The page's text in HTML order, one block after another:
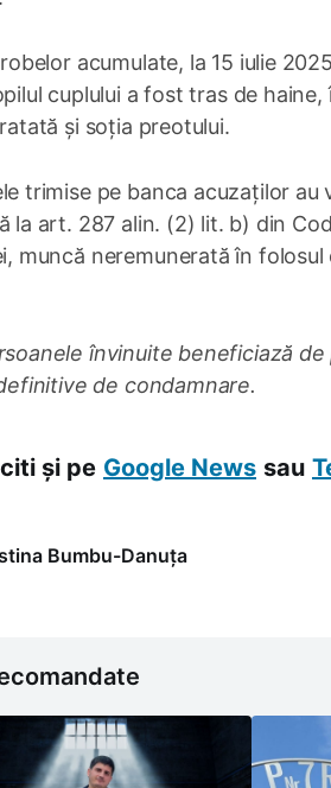
acumulate, la 15 iulie
cuplului a fost tras de
și soția preotului.
trimise pe banca acuzaților
la art. 287 alin. (2) lit. b) din
muncă neremunerată în
învinuite beneficiază
de condamnare.
și pe Google News sau
Bumbu-Danuța